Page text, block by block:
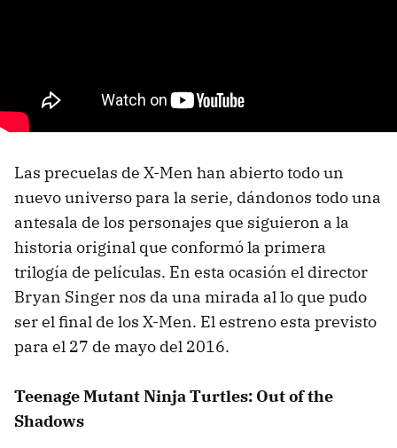
Las precuelas de X-Men han abierto todo un
nuevo universo para la serie, dándonos todo una
antesala de los personajes que siguieron a la
historia original que conformó la primera
trilogía de películas. En esta ocasión el director
Bryan Singer nos da una mirada al lo que pudo
ser el final de los X-Men. El estreno esta previsto
para el 27 de mayo del 2016.
Teenage Mutant Ninja Turtles: Out of the
Shadows